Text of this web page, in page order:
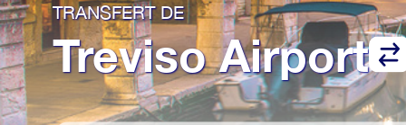
TRANSFERT DE
Treviso Airport